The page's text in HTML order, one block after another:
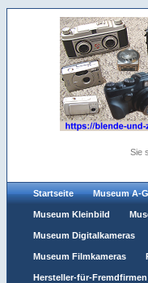
Sie
Startseite Museum A-G
Museum Kleinbild
Museum Digitalkameras
Museum Filmkameras
Hersteller-für-Fremdfirmen